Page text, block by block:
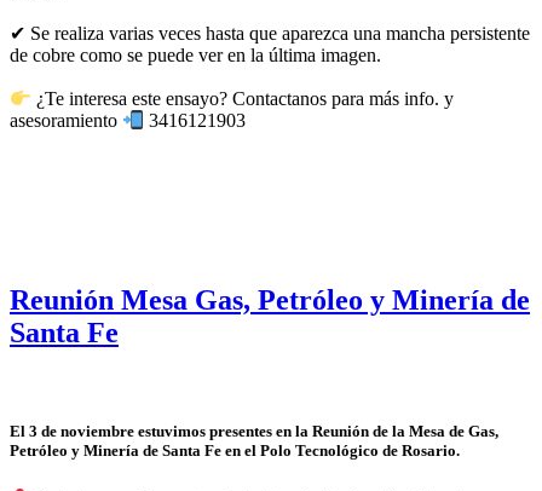
✔ Se realiza varias veces hasta que aparezca una mancha persistente
de cobre como se puede ver en la última imagen.
¿Te interesa este ensayo? Contactanos para más info. y
asesoramiento
3416121903
Reunión Mesa Gas, Petróleo y Minería de
Santa Fe
El 3 de noviembre estuvimos presentes en la Reunión de la Mesa de Gas,
Petróleo y Minería de Santa Fe en el Polo Tecnológico de Rosario.